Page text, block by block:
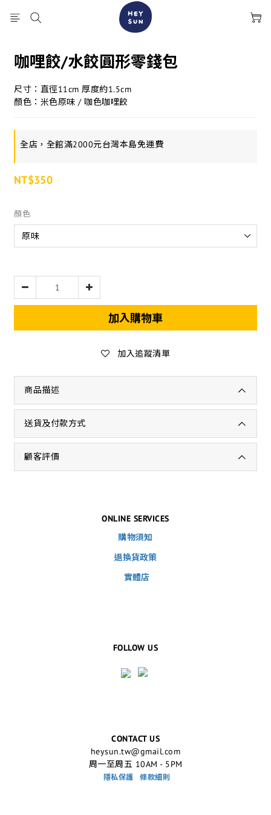
咖哩餃/水餃圓形零錢包
尺寸：直徑11cm 厚度約1.5cm
顏色：米色原味 / 咖色咖哩餃
全店，全館滿2000元台灣本島免運費
NT$350
顏色
加入購物車
加入追蹤清單
商品描述
送貨及付款方式
顧客評價
ONLINE SERVICES
購物須知
退換貨政策
實體店
FOLLOW US
CONTACT US
heysun.tw@gmail.com
周一至周五 10AM - 5PM
隱私保護 條款細則